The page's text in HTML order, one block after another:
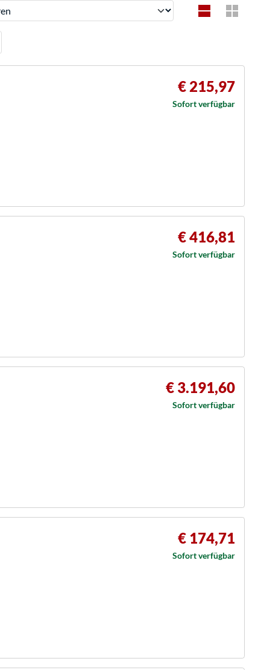
€ 215,97
Sofort verfügbar
€ 416,81
Sofort verfügbar
€ 3.191,60
Sofort verfügbar
€ 174,71
Sofort verfügbar